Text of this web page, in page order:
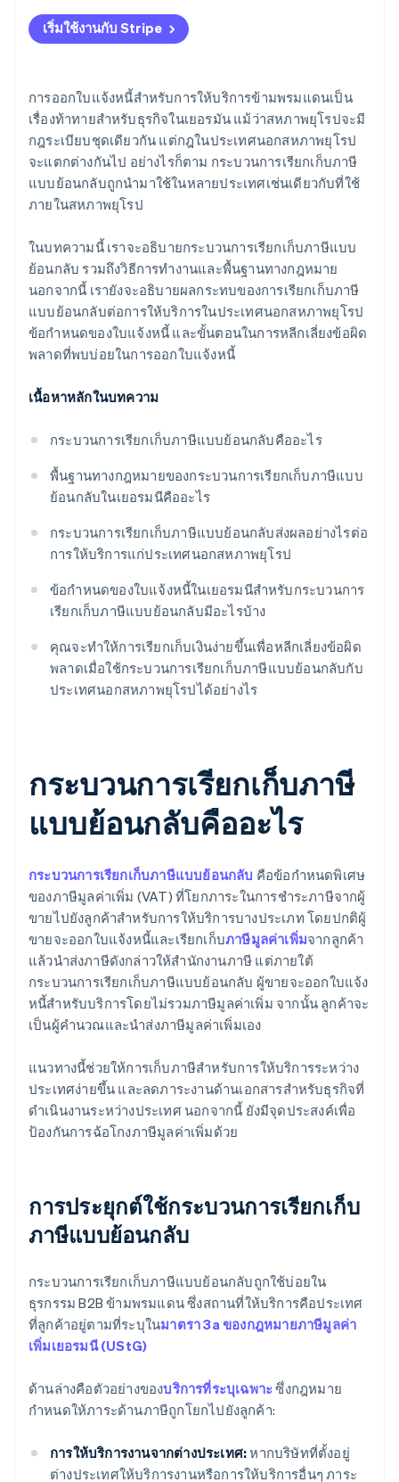
ระบุสถานที่ให้บริการ
ระบุภาษีมูลค่าเพิ่มให้ถูกต้อง
ใส่หมายเหตุเกี่ยวกับกระบวนการเรียกเก็บภาษีแบบย้อน
กลับ
ใช้เครื่องมืออัตโนมัติช่วยสนับสนุน
เริ่มใช้งานกับ Stripe
การออกใบแจ้งหนี้สำหรับการให้บริการข้ามพรมแดนเป็น
เรื่องท้าทายสำหรับธุรกิจในเยอรมัน แม้ว่าสหภาพยุโรปจะมี
กฎระเบียบชุดเดียวกัน แต่กฎในประเทศนอกสหภาพยุโรป
จะแตกต่างกันไป อย่างไรก็ตาม กระบวนการเรียกเก็บภาษี
แบบย้อนกลับถูกนำมาใช้ในหลายประเทศเช่นเดียวกับที่ใช้
ภายในสหภาพยุโรป
ในบทความนี้ เราจะอธิบายกระบวนการเรียกเก็บภาษีแบบ
ย้อนกลับ รวมถึงวิธีการทำงานและพื้นฐานทางกฎหมาย
นอกจากนี้ เรายังจะอธิบายผลกระทบของการเรียกเก็บภาษี
แบบย้อนกลับต่อการให้บริการในประเทศนอกสหภาพยุโรป
ข้อกำหนดของใบแจ้งหนี้ และขั้นตอนในการหลีกเลี่ยงข้อผิด
พลาดที่พบบ่อยในการออกใบแจ้งหนี้
เนื้อหาหลักในบทความ
กระบวนการเรียกเก็บภาษีแบบย้อนกลับคืออะไร
พื้นฐานทางกฎหมายของกระบวนการเรียกเก็บภาษีแบบ
ย้อนกลับในเยอรมนีคืออะไร
กระบวนการเรียกเก็บภาษีแบบย้อนกลับส่งผลอย่างไรต่อ
การให้บริการแก่ประเทศนอกสหภาพยุโรป
ข้อกำหนดของใบแจ้งหนี้ในเยอรมนีสำหรับกระบวนการ
เรียกเก็บภาษีแบบย้อนกลับมีอะไรบ้าง
คุณจะทำให้การเรียกเก็บเงินง่ายขึ้นเพื่อหลีกเลี่ยงข้อผิด
พลาดเมื่อใช้กระบวนการเรียกเก็บภาษีแบบย้อนกลับกับ
ประเทศนอกสหภาพยุโรปได้อย่างไร
กระบวนการเรียกเก็บภาษี
แบบย้อนกลับคืออะไร
กระบวนการเรียกเก็บภาษีแบบย้อนกลับ คือข้อกำหนดพิเศษ
ของภาษีมูลค่าเพิ่ม (VAT) ที่โยกภาระในการชำระภาษีจากผู้
ขายไปยังลูกค้าสำหรับการให้บริการบางประเภท โดยปกติผู้
ขายจะออกใบแจ้งหนี้และเรียกเก็บภาษีมูลค่าเพิ่มจากลูกค้า
แล้วนำส่งภาษีดังกล่าวให้สำนักงานภาษี แต่ภายใต้
กระบวนการเรียกเก็บภาษีแบบย้อนกลับ ผู้ขายจะออกใบแจ้ง
หนี้สำหรับบริการโดยไม่รวมภาษีมูลค่าเพิ่ม จากนั้น ลูกค้าจะ
เป็นผู้คำนวณและนำส่งภาษีมูลค่าเพิ่มเอง
แนวทางนี้ช่วยให้การเก็บภาษีสำหรับการให้บริการระหว่าง
ประเทศง่ายขึ้น และลดภาระงานด้านเอกสารสำหรับธุรกิจที่
ดำเนินงานระหว่างประเทศ นอกจากนี้ ยังมีจุดประสงค์เพื่อ
ป้องกันการฉ้อโกงภาษีมูลค่าเพิ่มด้วย
การประยุกต์ใช้กระบวนการเรียกเก็บ
ภาษีแบบย้อนกลับ
กระบวนการเรียกเก็บภาษีแบบย้อนกลับถูกใช้บ่อยใน
ธุรกรรม B2B ข้ามพรมแดน ซึ่งสถานที่ให้บริการคือประเทศ
ที่ลูกค้าอยู่ตามที่ระบุในมาตรา 3a ของกฎหมายภาษีมูลค่า
เพิ่มเยอรมนี (UStG)
ด้านล่างคือตัวอย่างของบริการที่ระบุเฉพาะซึ่งกฎหมาย
กำหนดให้ภาระด้านภาษีถูกโยกไปยังลูกค้า:
การให้บริการงานจากต่างประเทศ:หากบริษัทที่ตั้งอยู่
ต่างประเทศให้บริการงานหรือการให้บริการอื่นๆ ภาระ